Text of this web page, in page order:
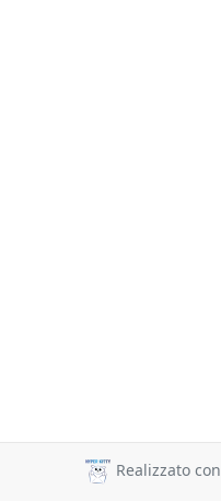
Realizzato con